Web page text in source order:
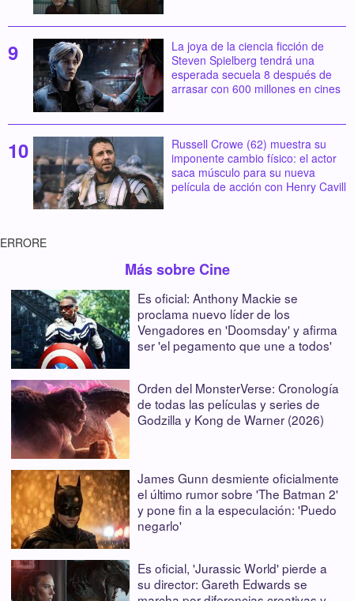
La joya de la ciencia ficción de
Steven Spielberg tendrá una
esperada secuela 8 después de
arrasar con 600 millones en cines
Russell Crowe (62) muestra su
imponente cambio físico: el actor
saca músculo para su nueva
película de acción con Henry Cavill
ERRORE
Más sobre Cine
Es oficial: Anthony Mackie se
proclama nuevo líder de los
Vengadores en 'Doomsday' y afirma
ser 'el pegamento que une a todos'
Orden del MonsterVerse: Cronología
de todas las películas y series de
Godzilla y Kong de Warner (2026)
James Gunn desmiente oficialmente
el último rumor sobre 'The Batman 2'
y pone fin a la especulación: 'Puedo
negarlo'
Es oficial, 'Jurassic World' pierde a
su director: Gareth Edwards se